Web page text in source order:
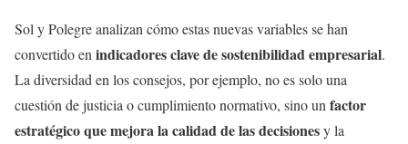
Sol y Polegre analizan cómo estas nuevas variables se han
convertido en indicadores clave de sostenibilidad empresarial.
La diversidad en los consejos, por ejemplo, no es solo una
cuestión de justicia o cumplimiento normativo, sino un factor
estratégico que mejora la calidad de las decisionesy la